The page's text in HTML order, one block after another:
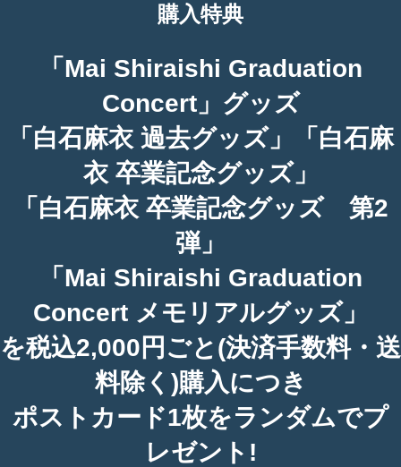
購入特典
「Mai Shiraishi Graduation
Concert」グッズ
「白石麻衣 過去グッズ」「白石麻
衣 卒業記念グッズ」
「白石麻衣 卒業記念グッズ 第2
弾」
「Mai Shiraishi Graduation
Concert メモリアルグッズ」
を税込2,000円ごと(決済手数料・送
料除く)購入につき
ポストカード1枚をランダムでプ
レゼント!